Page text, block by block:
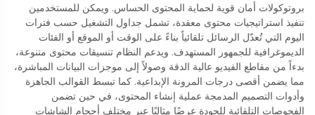
بروتوكولات أمان قوية لحماية المحتوى الحساس. ويمكن للمستخدمين
تنفيذ استراتيجيات محتوى معقدة، تشمل جداول التشغيل حسب فترات
اليوم التي تُعدّل الرسائل تلقائياً بناءً على الوقت أو الموقع أو الفئات
الديموغرافية للجمهور المستهدف. ويدعم النظام تنسيقات محتوى متنوعة،
بدءاً من مقاطع الفيديو عالية الدقة وصولاً إلى موجزات البيانات المباشرة،
مما يضمن أقصى درجات المرونة الإبداعية. كما تبسط القوالب الجاهزة
وأدوات التصميم المدمجة عملية إنشاء المحتوى، في حين تضمن
الفحوصات التلقائية للجودة عرضًا مثاليًا عبر مختلف أحجام الشاشات